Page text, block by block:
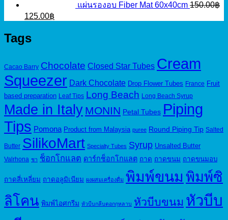
แผ่นรองอบ Fiber Mat 60x40cm 150.00฿
Original
150.00฿.
125.00฿
Tags
Cacao Barry Chocolate Closed Star Tubes Cream
Squeezer Dark Chocolate Drop Flower Tubes France Fruit
based preparation Leaf Tips Long Beach Long Beach Syrup
Made in Italy MONIN Petal Tubes Piping
Tips Pomona Product from Malaysia puree Round Piping Tip Salted
Butter SilikoMart Specialty Tubes Syrup Unsalted Butter
Valrhona ชา ช็อกโกแลต ดาร์กช็อกโกแลต ถาด ถาดขนม ถาดขนมอบ
ถาดสี่เหลี่ยม ถาดอลูมิเนียม ผงผสมเครื่องดื่ม พิมพ์ขนม พิมพ์ซิ
ลิโคน พิมพ์ไอศกรีม หัวบีบกลีบดอกกุหลาบ หัวบีบขนม หัวบีบ